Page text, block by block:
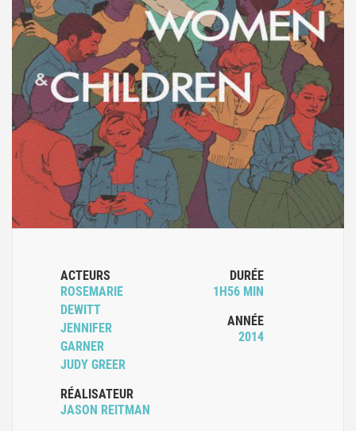
ACTEURS
ROSEMARIE
DEWITT
JENNIFER
GARNER
JUDY GREER
RÉALISATEUR
JASON REITMAN
DURÉE
1H56 MIN
ANNÉE
2014